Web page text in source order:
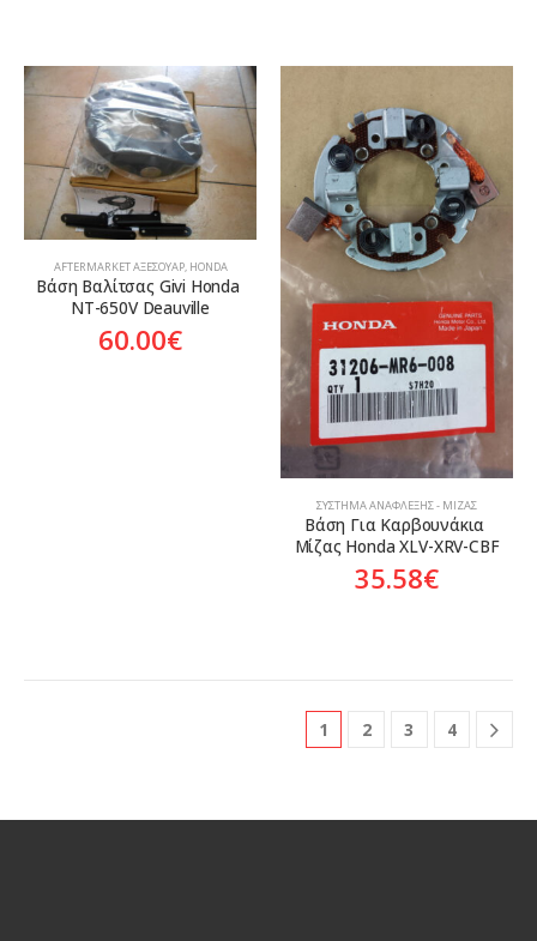
AFTERMARKET ΑΞΕΣΟΥΆΡ, HONDA
Βάση Βαλίτσας Givi Honda
NT-650V Deauville
60.00€
ΣΎΣΤΗΜΑ ΑΝΆΦΛΕΞΗΣ - ΜΊΖΑΣ
Βάση Για Καρβουνάκια
Μίζας Honda XLV-XRV-CBF
35.58€
1 2 3 4